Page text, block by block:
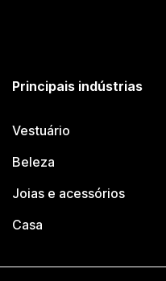
Principais indústrias
Vestuário
Beleza
Joias e acessórios
Casa